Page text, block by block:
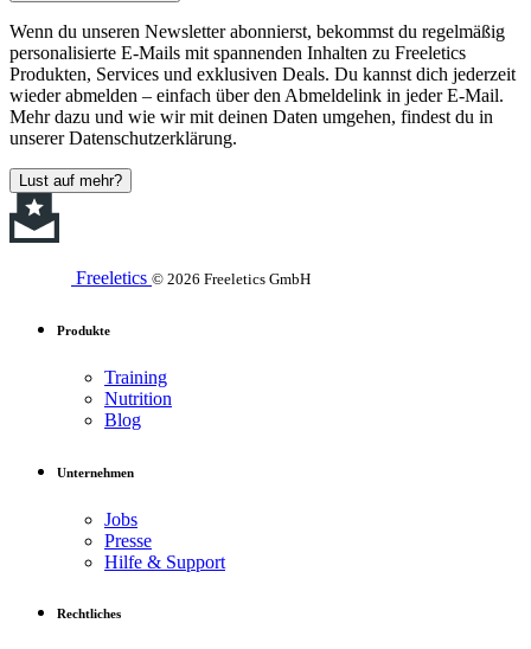
Wenn du unseren Newsletter abonnierst, bekommst du regelmäßig
personalisierte E-Mails mit spannenden Inhalten zu Freeletics
Produkten, Services und exklusiven Deals. Du kannst dich jederzeit
wieder abmelden – einfach über den Abmeldelink in jeder E-Mail.
Mehr dazu und wie wir mit deinen Daten umgehen, findest du in
unserer Datenschutzerklärung.
Lust auf mehr?
Freeletics © 2026 Freeletics GmbH
Produkte
Training
Nutrition
Blog
Unternehmen
Jobs
Presse
Hilfe & Support
Rechtliches